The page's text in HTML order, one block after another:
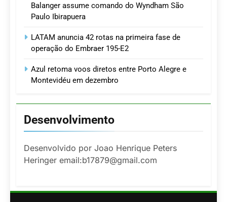
Balanger assume comando do Wyndham São
Paulo Ibirapuera
LATAM anuncia 42 rotas na primeira fase de
operação do Embraer 195-E2
Azul retoma voos diretos entre Porto Alegre e
Montevidéu em dezembro
Desenvolvimento
Desenvolvido por Joao Henrique Peters
Heringer email:b17879@gmail.com